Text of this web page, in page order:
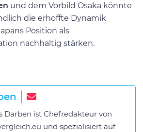
und dem Vorbild Osaka könnte
die erhoffte Dynamik
Position als
nachhaltig stärken.
Darben ist Chefredakteur von
und spezialisiert auf